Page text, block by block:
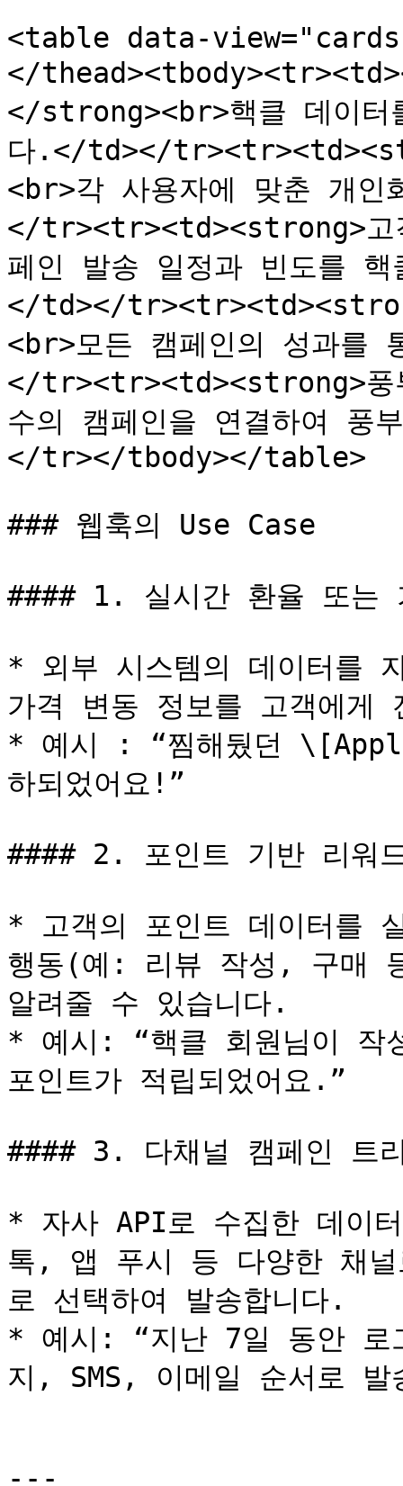
<table data-
</
</strong><br>핵클 데이터
다.</td></
<br>각 사용자에 맞춘 개
</tr><tr><td><strong>고
페인 발송 일정과 빈도를 핵
</td></
<br>모든 캠페인의 성과를
</tr><tr><td><strong>풍
수의 캠페인을 연결하여 풍
</tr></tbody></table>
### 웹훅의 Use Case
#### 1. 실시간 환율 또는
* 외부 시스템의 데이터를
가격 변동 정보를 고객에게
* 예시 : “찜해뒀던
하되었어요!”
#### 2. 포인트 기반 리워
* 고객의 포인트 데이터를
행동(예: 리뷰 작성, 구매
알려줄 수 있습니다.
* 예시: “핵클 회원님이 작
포인트가 적립되었어요.”
#### 3. 다채널 캠페인 트
* 자사 API로 수집한 데이
톡, 앱 푸시 등 다양한 채널
로 선택하여 발송합니다.
* 예시: “지난 7일 동안 로
지, SMS, 이메일 순서로 발
---